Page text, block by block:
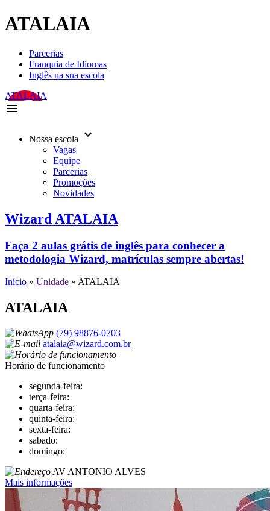
ATALAIA
Parcerias
Franquia de Idiomas
Inglês na sua escola
ATALAIA
menu
Nossa escola keyboard_arrow_down
Vagas
Equipe
Parcerias
Promoções
Novidades
Wizard ATALAIA
Faça 2 aulas grátis de inglês para conhecer a
metodologia Wizard, matrículas sempre abertas!
Início » Unidade » ATALAIA
ATALAIA
(79) 98876-0703
atalaia@wizard.com.br
Horário de funcionamento
segunda-feira:
terça-feira:
quarta-feira:
quinta-feira:
sexta-feira:
sabado:
domingo:
AV ANTONIO ALVES
Mais informações